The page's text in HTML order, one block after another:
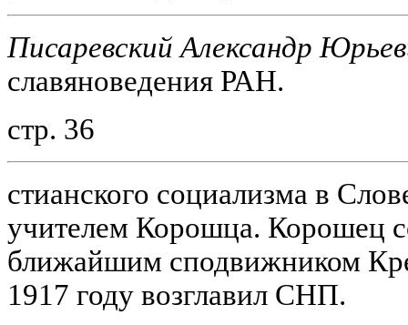
Писаревский Александр
славяноведения РАН.
стр. 36
стианского социализма в
учителем Корошца. Корошец
ближайшим сподвижником
1917 году возглавил СНП.